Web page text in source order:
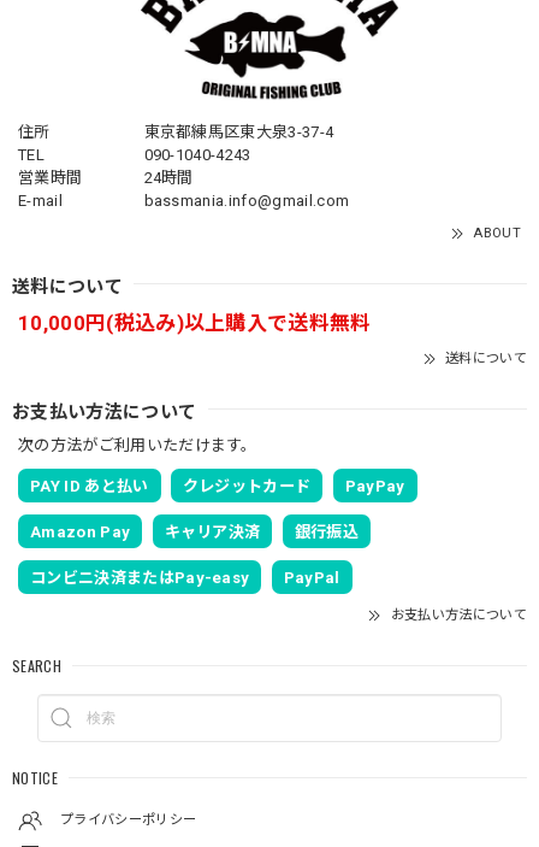
住所
東京都練馬区東大泉3-37-4
TEL
090-1040-4243
営業時間
24時間
E-mail
bassmania.info@gmail.com
ABOUT
送料について
10,000円(税込み)以上購入で送料無料
送料について
お支払い方法について
次の方法がご利用いただけます。
PAY ID あと払い クレジットカード PayPay
Amazon Pay キャリア決済 銀行振込
コンビニ決済またはPay-easy PayPal
お支払い方法について
SEARCH
NOTICE
プライバシーポリシー